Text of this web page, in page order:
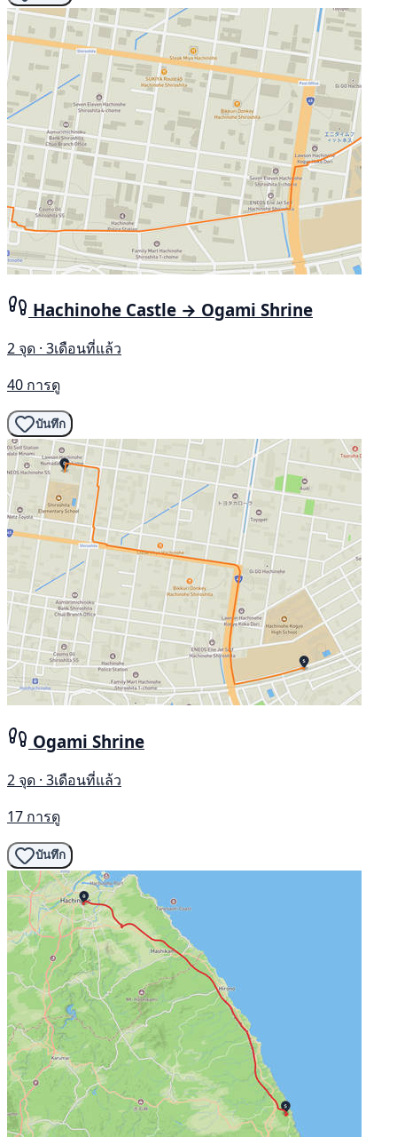
Hachinohe Castle → Ogami Shrine
2 จุด · 3เดือนที่แล้ว
40 การดู
บันทึก
Ogami Shrine
2 จุด · 3เดือนที่แล้ว
17 การดู
บันทึก